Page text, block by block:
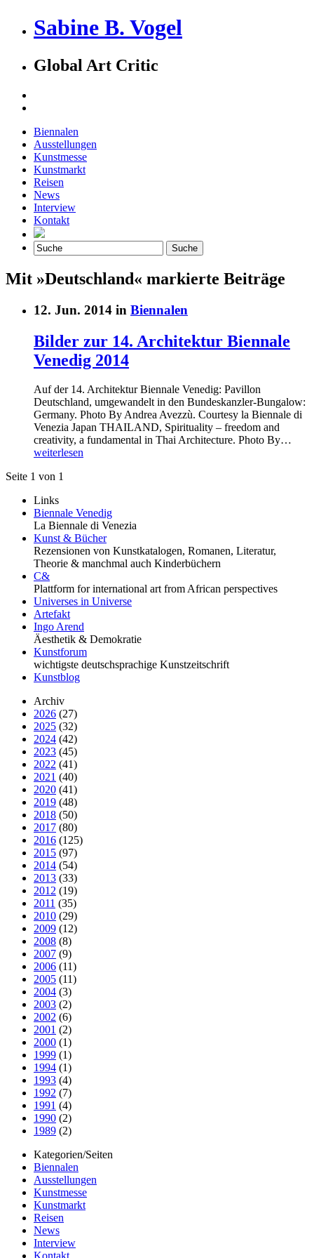
Sabine B. Vogel
Global Art Critic
Biennalen
Ausstellungen
Kunstmesse
Kunstmarkt
Reisen
News
Interview
Kontakt
Mit »Deutschland« markierte Beiträge
12. Jun. 2014 in Biennalen
Bilder zur 14. Architektur Biennale
Venedig 2014
Auf der 14. Architektur Biennale Venedig: Pavillon
Deutschland, umgewandelt in den Bundeskanzler-Bungalow:
Germany. Photo By Andrea Avezzù. Courtesy la Biennale di
Venezia Japan THAILAND, Spirituality – freedom and
creativity, a fundamental in Thai Architecture. Photo By…
weiterlesen
Seite 1 von 1
Links
Biennale Venedig
La Biennale di Venezia
Kunst & Bücher
Rezensionen von Kunstkatalogen, Romanen, Literatur,
Theorie & manchmal auch Kinderbüchern
C&
Plattform for international art from African perspectives
Universes in Universe
Artefakt
Ingo Arend
Äesthetik & Demokratie
Kunstforum
wichtigste deutschsprachige Kunstzeitschrift
Kunstblog
Archiv
2026 (27)
2025 (32)
2024 (42)
2023 (45)
2022 (41)
2021 (40)
2020 (41)
2019 (48)
2018 (50)
2017 (80)
2016 (125)
2015 (97)
2014 (54)
2013 (33)
2012 (19)
2011 (35)
2010 (29)
2009 (12)
2008 (8)
2007 (9)
2006 (11)
2005 (11)
2004 (3)
2003 (2)
2002 (6)
2001 (2)
2000 (1)
1999 (1)
1994 (1)
1993 (4)
1992 (7)
1991 (4)
1990 (2)
1989 (2)
Kategorien/Seiten
Biennalen
Ausstellungen
Kunstmesse
Kunstmarkt
Reisen
News
Interview